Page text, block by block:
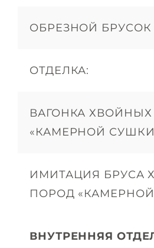
ОБРЕЗНОЙ БРУСОК
ОТДЕЛКА:
ВАГОНКА
«КАМЕРНОЙ
ИМИТАЦИЯ БРУСА
ПОРОД
ВНУТРЕННЯЯ